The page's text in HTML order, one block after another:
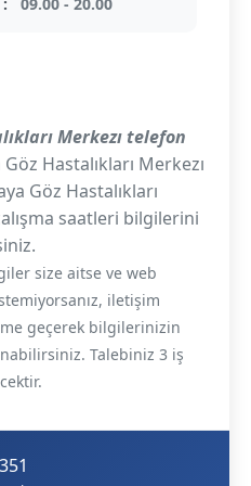
09.00 - 20.00
Merkezı telefon
Hastalıkları Merkezı
Göz Hastalıkları
saatleri bilgilerini
size aitse ve web
iletişim
geçerek bilgilerinizin
Talebiniz 3 iş